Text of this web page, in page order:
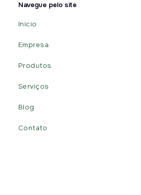
Navegue pelo site
Inicio
Empresa
Produtos
Serviços
Blog
Contato